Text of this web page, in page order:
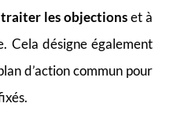
traiter les objectionset à
Cela désigne également
d’action commun pour